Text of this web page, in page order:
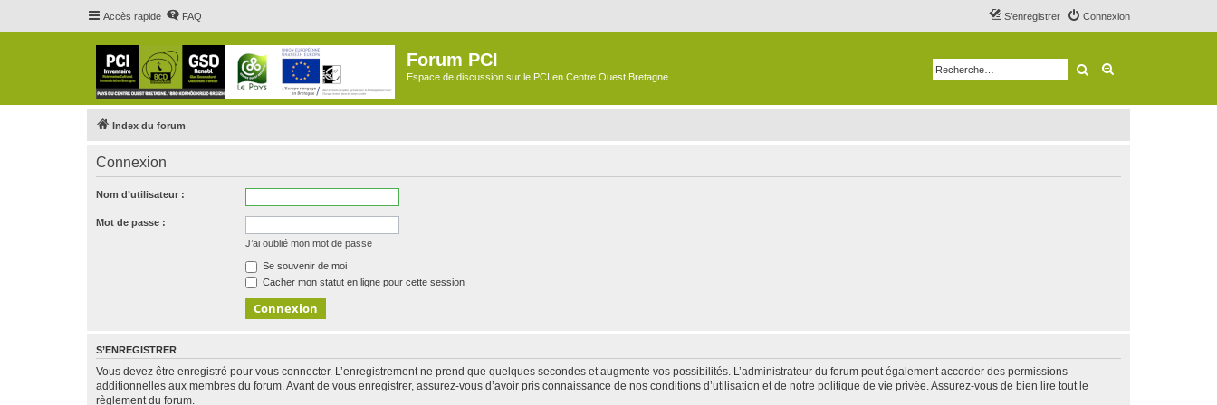
Accès rapide FAQ Connexion
S’enregistrer
Forum PCI
Espace de discussion sur le PCI en Centre Ouest Bretagne Rechercher
Index du forum
Connexion
Nom d’utilisateur :
Mot de passe :
J’ai oublié mon mot de passe
Se souvenir de moi
Cacher mon statut en ligne pour cette session
S’ENREGISTRER
Vous devez être enregistré pour vous connecter. L’enregistrement ne prend que quelques secondes et augmente vos possibilités. L’administrateur du forum peut également accorder des permissions
additionnelles aux membres du forum. Avant de vous enregistrer, assurez-vous d’avoir pris connaissance de nos conditions d’utilisation et de notre politique de vie privée. Assurez-vous de bien lire tout le
règlement du forum.